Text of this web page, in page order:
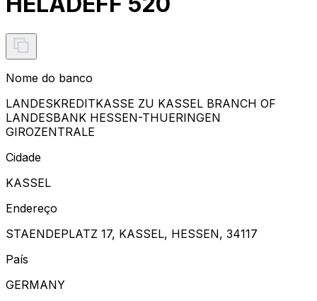
Nome do banco
LANDESKREDITKASSE ZU KASSEL BRANCH OF
LANDESBANK HESSEN-THUERINGEN
GIROZENTRALE
Cidade
KASSEL
Endereço
STAENDEPLATZ 17, KASSEL, HESSEN, 34117
País
GERMANY